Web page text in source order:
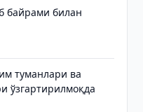
байрами билан
туманлари ва
ўзгартирилмоқда